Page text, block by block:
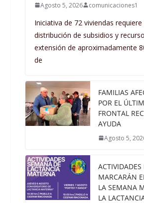
Agosto 5, 2026 comunicaciones1
Iniciativa de 72 viviendas
distribución de subsidios y
extensión de aproximadamente
de
FAMILIAS
POR EL
FRONTAL
AYUDA
Agosto 5,
ACTIVIDADES
MARCARÁN
LA SEMANA
LA